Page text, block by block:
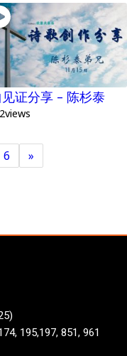
证分享 – 陈杉泰
views
6 »
195,197, 851, 961